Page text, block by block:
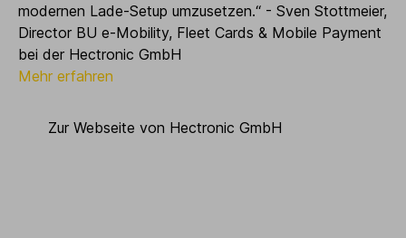
modernen Lade-Setup umzusetzen.“ - Sven Stottmeier,
Director BU e-Mobility, Fleet Cards & Mobile Payment
bei der Hectronic GmbH
Mehr erfahren
Zur Webseite von Hectronic GmbH